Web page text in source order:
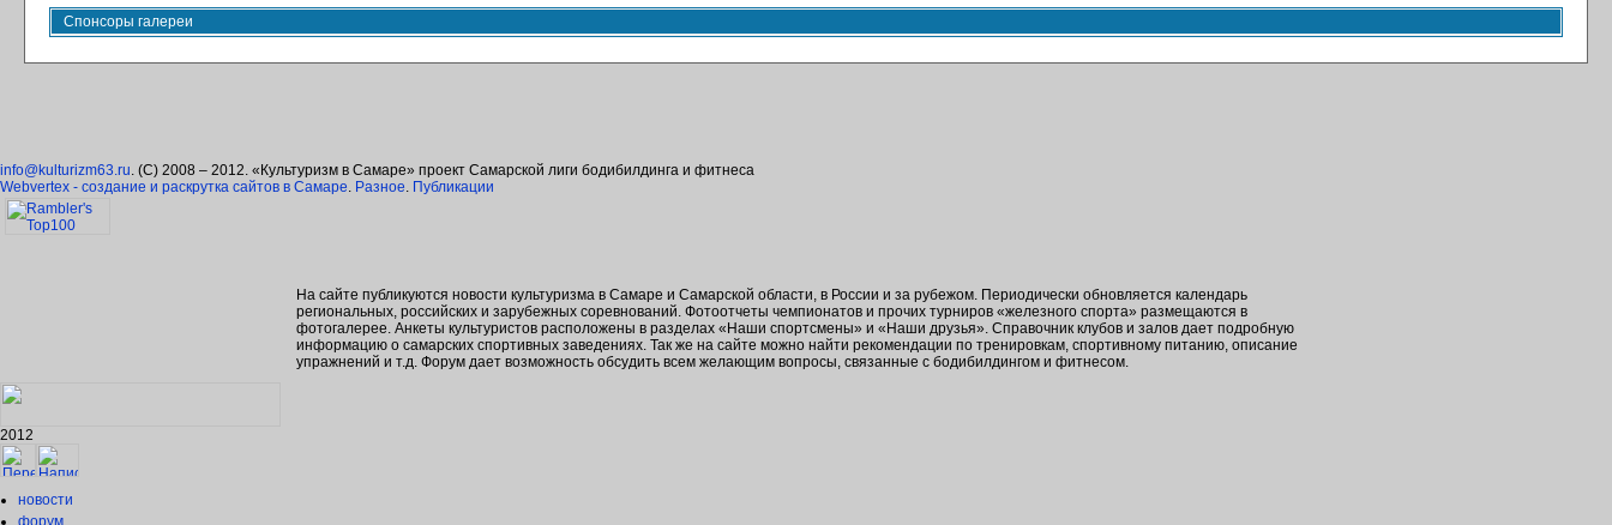
Спонсоры галереи
info@kulturizm63.ru. (C) 2008 – 2012. «Культуризм в Самаре» проект Самарской лиги бодибилдинга и фитнеса
Webvertex - создание и раскрутка сайтов в Самаре. Разное. Публикации
На сайте публикуются новости культуризма в Самаре и Самарской области, в России и за рубежом. Периодически обновляется календарь
региональных, российских и зарубежных соревнований. Фотоотчеты чемпионатов и прочих турниров «железного спорта» размещаются в
фотогалерее. Анкеты культуристов расположены в разделах «Наши спортсмены» и «Наши друзья». Справочник клубов и залов дает подробную
информацию о самарских спортивных заведениях. Так же на сайте можно найти рекомендации по тренировкам, спортивному питанию, описание
упражнений и т.д. Форум дает возможность обсудить всем желающим вопросы, связанные с бодибилдингом и фитнесом.
2012
новости
форум